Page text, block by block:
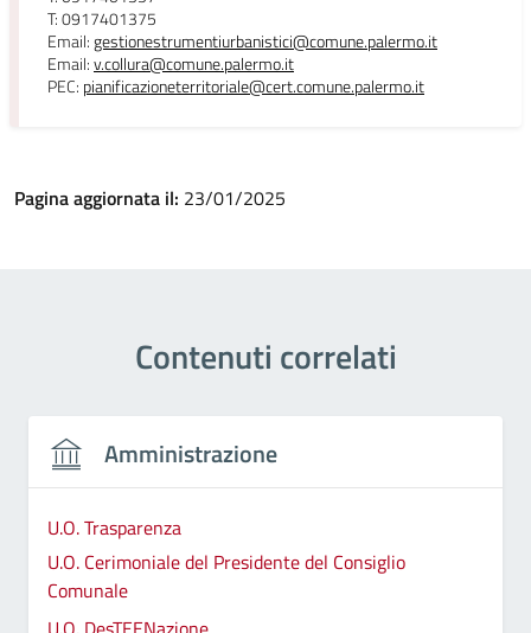
T: 0917401375
Email:gestionestrumentiurbanistici@comune.palermo.it
Email:v.collura@comune.palermo.it
PEC: pianificazioneterritoriale@cert.comune.palermo.it
Pagina aggiornata il: 23/01/2025
Contenuti correlati
Amministrazione
U.O. Trasparenza
U.O. Cerimoniale del Presidente del Consiglio
Comunale